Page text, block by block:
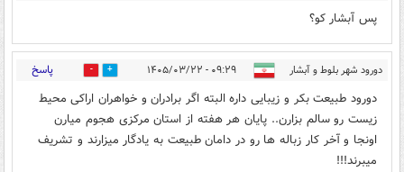
پس آبشار کو؟
دورود شهر بلوط و آبشار ۰۹:۲۹ - ۱۴۰۵/۰۳/۲۲ 2 پاسخ
دورود طبیعت بکر و زیبایی داره البته اگر برادران و خواهران اراکی محیط
زیست رو سالم بزارن.. پایان هر هفته از استان مرکزی هجوم میارن
اونجا و آخر کار زباله ها رو در دامان طبیعت به یادگار میزارند و تشریف
میبرند!!!